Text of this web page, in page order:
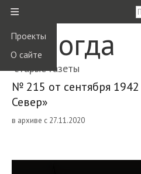
≡
Проекты
О сайте
Вологда
старые газеты
№ 215 от сентября
Север»
в архиве с 27.11.2020